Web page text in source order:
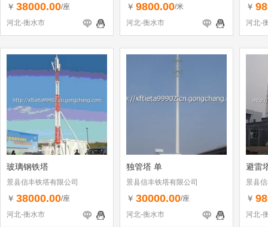
￥ 38000.00/座
河北-衡水市
￥ 9800.00/米
河北-衡水市
￥
河北-
玻璃钢铁塔
景县信丰铁塔有限公司
￥ 38000.00/座
河北-衡水市
独管塔 单
景县信丰铁塔有限公司
￥ 30000.00/座
河北-衡水市
避雷
景县
￥
河北-